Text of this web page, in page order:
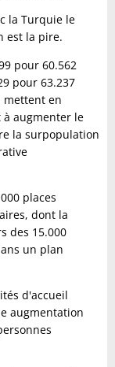
la Turquie le
est la pire.
pour 60.562
pour 63.237
mettent en
augmenter le
la surpopulation
places
dont la
des 15.000
un plan
d'accueil
augmentation